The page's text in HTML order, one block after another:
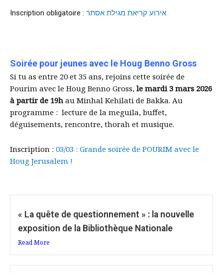
Inscription obligatoire : אירוע קריאת מגילת אסתר
Soirée pour jeunes avec le Houg Benno Gross
Si tu as entre 20 et 35 ans, rejoins cette soirée de
Pourim avec le Houg Benno Gross, le mardi 3 mars 2026
à partir de 19h au Minhal Kehilati de Bakka. Au
programme : lecture de la meguila, buffet,
déguisements, rencontre, thorah et musique.
Inscription : 03/03 : Grande soirée de POURIM avec le
Houg Jerusalem !
« La quête de questionnement » : la nouvelle
exposition de la Bibliothèque Nationale
Read More